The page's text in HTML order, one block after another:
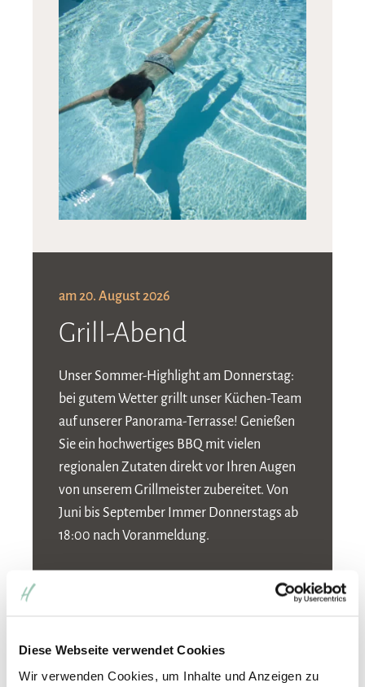
Diese Webseite verwendet Cookies
Wir verwenden Cookies, um Inhalte und Anzeigen zu
am 20. August 2026
Grill-Abend
Unser Sommer-Highlight am Donnerstag:
bei gutem Wetter grillt unser Küchen-Team
auf unserer Panorama-Terrasse! Genießen
Sie ein hochwertiges BBQ mit vielen
regionalen Zutaten direkt vor Ihren Augen
von unserem Grillmeister zubereitet. Von
Juni bis September Immer Donnerstags ab
18:00 nach Voranmeldung.